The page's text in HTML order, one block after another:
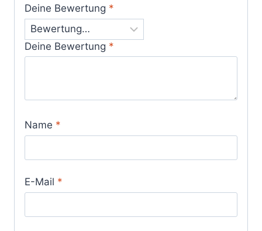
Deine Bewertung *
Deine Bewertung *
Name *
E-Mail *